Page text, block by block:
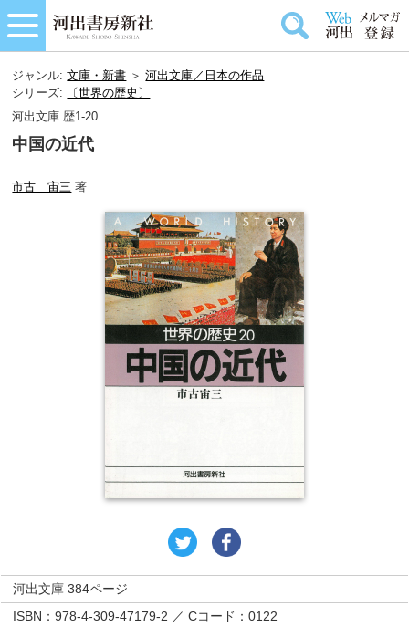
ジャンル:文庫・新書 ＞河出文庫／日本の作品
シリーズ:
〔世界の歴史〕
河出文庫 歴1-20
中国の近代
市古 宙三 著
河出文庫 384ページ
ISBN：978-4-309-47179-2 ／ Cコード：0122